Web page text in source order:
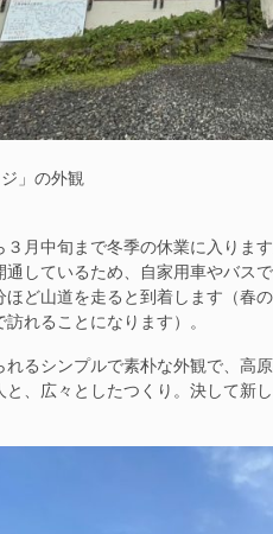
」の外観
月中旬まで冬季の休業に入りま
しているため、自家用車やバス
ど山道を走ると到着します（春
れることになります）。
るシンプルで素朴な外観で、高
、広々としたつくり。決して新